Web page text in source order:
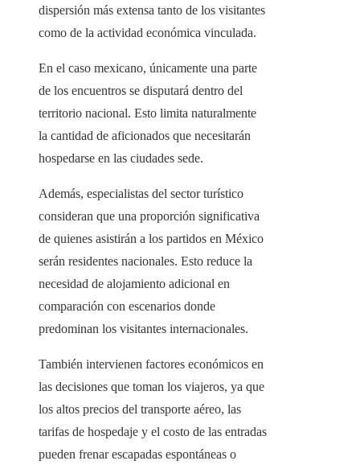
dispersión más extensa tanto de los visitantes
como de la actividad económica vinculada.
En el caso mexicano, únicamente una parte
de los encuentros se disputará dentro del
territorio nacional. Esto limita naturalmente
la cantidad de aficionados que necesitarán
hospedarse en las ciudades sede.
Además, especialistas del sector turístico
consideran que una proporción significativa
de quienes asistirán a los partidos en México
serán residentes nacionales. Esto reduce la
necesidad de alojamiento adicional en
comparación con escenarios donde
predominan los visitantes internacionales.
También intervienen factores económicos en
las decisiones que toman los viajeros, ya que
los altos precios del transporte aéreo, las
tarifas de hospedaje y el costo de las entradas
pueden frenar escapadas espontáneas o